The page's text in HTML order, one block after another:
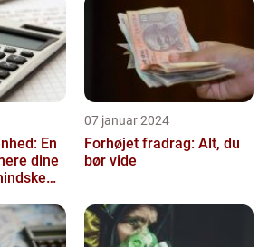
En
dine
07 januar 2024
Forhøjet fradrag: Alt, du
bør vide